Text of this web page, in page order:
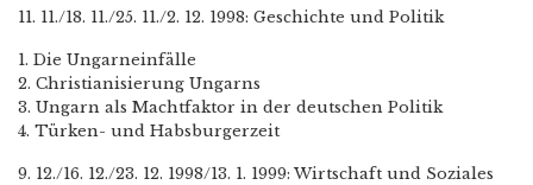
11. 11./18. 11./25. 11./2. 12. 1998: Geschichte und Politik
1. Die Ungarneinfälle
2. Christianisierung Ungarns
3. Ungarn als Machtfaktor in der deutschen Politik
4. Türken- und Habsburgerzeit
9. 12./16. 12./23. 12. 1998/13. 1. 1999: Wirtschaft und Soziales